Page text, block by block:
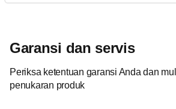
Garansi dan servis
Periksa ketentuan garansi Anda dan
penukaran produk